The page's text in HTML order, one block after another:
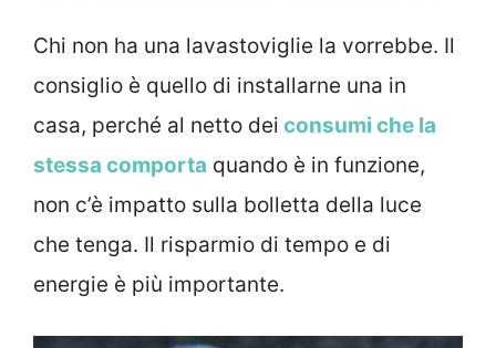
Chi non ha una lavastoviglie la vorrebbe. Il
consiglio è quello di installarne una in
casa, perché al netto dei consumi che la
stessa comporta quando è in funzione,
non c’è impatto sulla bolletta della luce
che tenga. Il risparmio di tempo e di
energie è più importante.